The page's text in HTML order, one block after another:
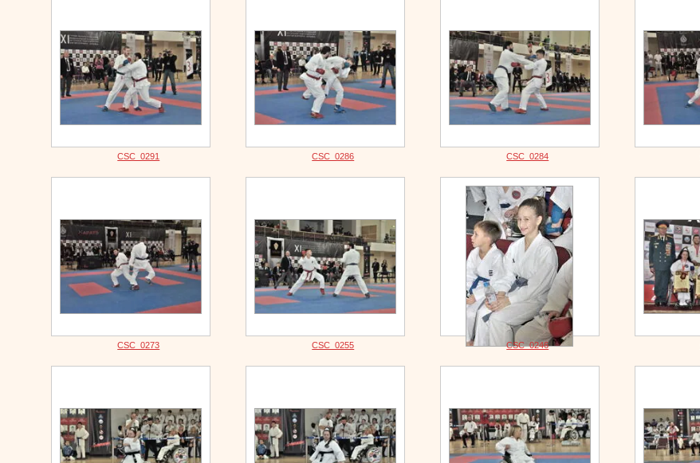
CSC_0291 CSC_0286 CSC_0284
CSC_0273 CSC_0255 CSC_0246